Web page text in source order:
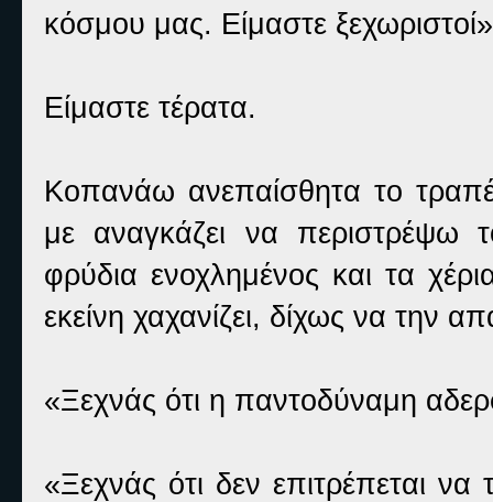
κόσμου μας. Είμαστε
Είμαστε τέρατα.
Κοπανάω ανεπαίσθητα το
με αναγκάζει να περιστρέψω
φρύδια ενοχλημένος και τα
εκείνη χαχανίζει, δίχως να την
«Ξεχνάς ότι η παντοδύναμη
«Ξεχνάς ότι δεν επιτρέπεται